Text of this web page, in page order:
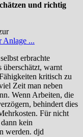
und richtig
Anlage ...
erbrachte
überschätzt, warnt
kritisch zu
Zeit man neben
Wenn Arbeiten, die
behindert dies
Für nicht
kein
werden. djd